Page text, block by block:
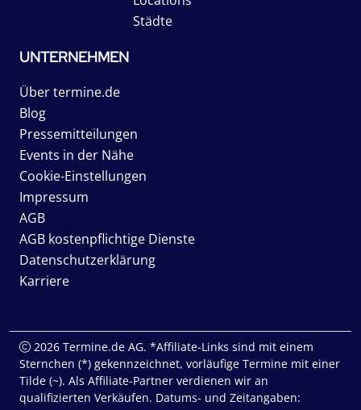
Städte
UNTERNEHMEN
Über termine.de
Blog
Pressemitteilungen
Events in der Nähe
Cookie-Einstellungen
Impressum
AGB
AGB kostenpflichtige Dienste
Datenschutzerklärung
Karriere
2026 Termine.de AG. *Affiliate-Links sind mit einem
Sternchen (*) gekennzeichnet, vorläufige Termine mit einer
Tilde (~). Als Affiliate-Partner verdienen wir an
qualifizierten Verkäufen. Datums- und Zeitangaben: